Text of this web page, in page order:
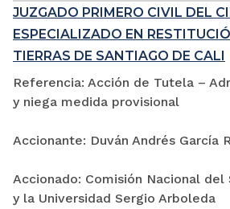
JUZGADO PRIMERO CIVIL DEL
ESPECIALIZADO EN
TIERRAS DE SANTIAGO DE CALI
Referencia: Acción de Tutela –
y niega medida provisional
Accionante: Duván Andrés García
Accionado: Comisión Nacional del
y la Universidad Sergio Arboleda